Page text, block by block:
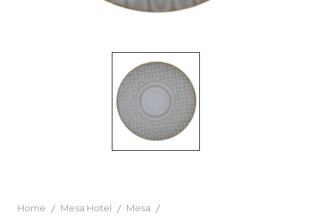
Home Mesa Hotel Mesa